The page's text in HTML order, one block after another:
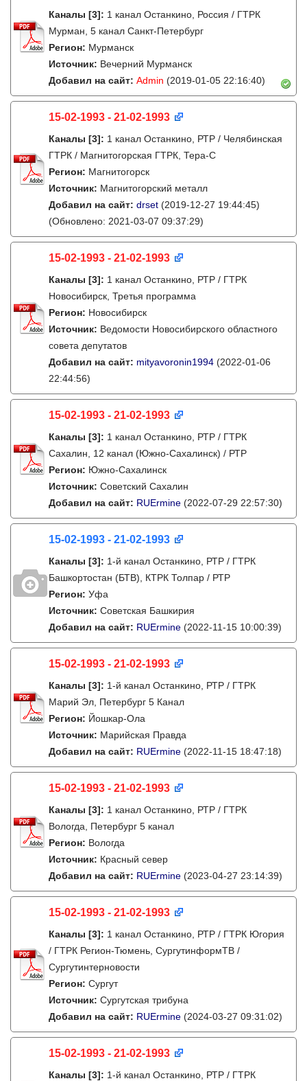
Каналы [3]: 1 канал Останкино, Россия / ГТРК
Мурман, 5 канал Санкт-Петербург
Регион: Мурманск
Источник: Вечерний Мурманск
Добавил на сайт: Admin (2019-01-05 22:16:40)
15-02-1993 - 21-02-1993
Каналы [3]: 1 канал Останкино, РТР / Челябинская
ГТРК / Магнитогорская ГТРК, Тера-С
Регион: Магнитогорск
Источник: Магнитогорский металл
Добавил на сайт: drset (2019-12-27 19:44:45)
(Обновлено: 2021-03-07 09:37:29)
15-02-1993 - 21-02-1993
Каналы [3]: 1 канал Останкино, РТР / ГТРК
Новосибирск, Третья программа
Регион: Новосибирск
Источник: Ведомости Новосибирского областного
совета депутатов
Добавил на сайт: mityavoronin1994 (2022-01-06
22:44:56)
15-02-1993 - 21-02-1993
Каналы [3]: 1 канал Останкино, РТР / ГТРК
Сахалин, 12 канал (Южно-Сахалинск) / РТР
Регион: Южно-Сахалинск
Источник: Советский Сахалин
Добавил на сайт: RUErmine (2022-07-29 22:57:30)
15-02-1993 - 21-02-1993
Каналы [3]: 1-й канал Останкино, РТР / ГТРК
Башкортостан (БТВ), КТРК Толпар / РТР
Регион: Уфа
Источник: Советская Башкирия
Добавил на сайт: RUErmine (2022-11-15 10:00:39)
15-02-1993 - 21-02-1993
Каналы [3]: 1-й канал Останкино, РТР / ГТРК
Марий Эл, Петербург 5 Канал
Регион: Йошкар-Ола
Источник: Марийская Правда
Добавил на сайт: RUErmine (2022-11-15 18:47:18)
15-02-1993 - 21-02-1993
Каналы [3]: 1 канал Останкино, РТР / ГТРК
Вологда, Петербург 5 канал
Регион: Вологда
Источник: Красный север
Добавил на сайт: RUErmine (2023-04-27 23:14:39)
15-02-1993 - 21-02-1993
Каналы [3]: 1 канал Останкино, РТР / ГТРК Югория
/ ГТРК Регион-Тюмень, СургутинформТВ /
Сургутинтерновости
Регион: Сургут
Источник: Сургутская трибуна
Добавил на сайт: RUErmine (2024-03-27 09:31:02)
15-02-1993 - 21-02-1993
Каналы [3]: 1-й канал Останкино, РТР / ГТРК